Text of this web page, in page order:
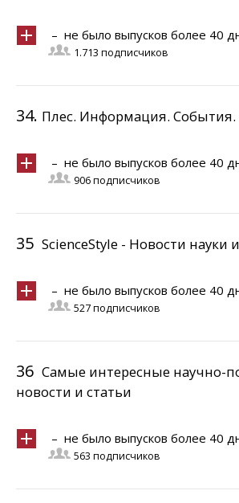
– не было выпусков более 40
1.713 подписчиков
34. Плес. Информация. События.
– не было выпусков более 40
906 подписчиков
35 ScienceStyle - Новости науки
– не было выпусков более 40
527 подписчиков
36 Самые интересные научно-
новости и статьи
– не было выпусков более 40
563 подписчиков